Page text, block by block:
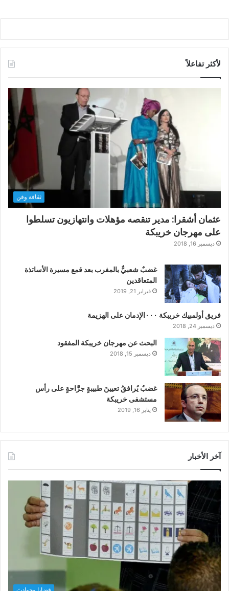
لأكثر تفاعلاً
ثقافة وفن
عثمان أشقرا: مدير تنقصه مؤهلات وانتهازيون تسلطوا
على مهرجان خريبكة
ديسمبر 16, 2018
غضبٌ شعبيٌّ بالمغرب بعد قمع مسيرة الأساتذة
المتعاقدين
فبراير 21, 2019
فريق أولمبيك خريبكة ٠٠٠الإدمان على الهزيمة
ديسمبر 24, 2018
البحث عن مهرجان خريبكة المفقود
ديسمبر 15, 2018
غضبٌ يُرافقُ تعيينَ طبيبةٍ جرَّاحةٍ على رأس
مستشفى خريبكة
يناير 16, 2019
آخر الأخبار